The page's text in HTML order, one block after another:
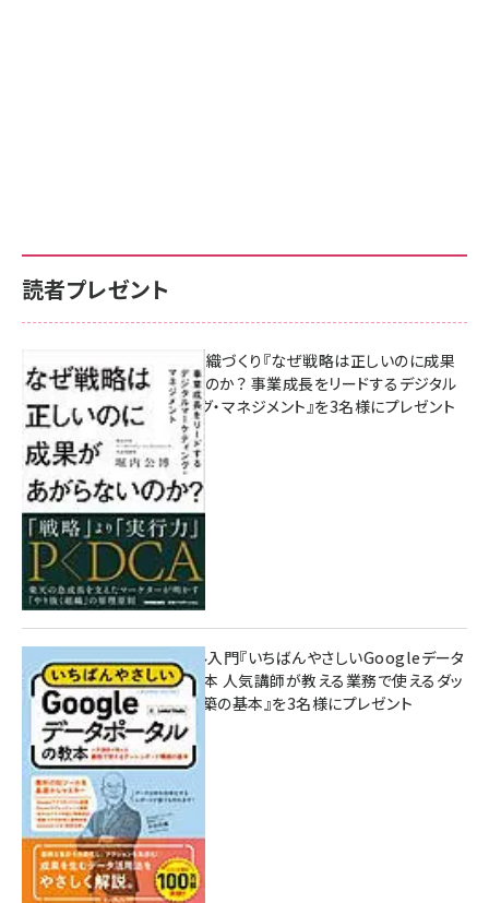
読者プレゼント
成果を生む組織づくり『なぜ戦略は正しいのに成果
があがらないのか？ 事業成長をリードするデジタル
マーケティング・マネジメント』を3名様にプレゼント
8月7日 10:00
無料BIツール入門『いちばんやさしいGoogleデータ
ポータルの教本 人気講師が教える業務で使えるダッ
シュボード構築の基本』を3名様にプレゼント
7月31日 10:00